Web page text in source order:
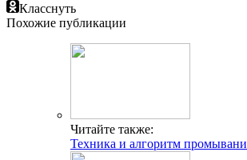
Класснуть
Похожие публикации
Читайте также:
Техника и алгоритм